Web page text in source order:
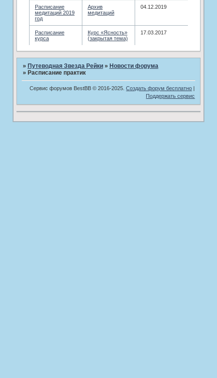
Расписание
медитаций 2019
год
­Архив
медитаций
04.12.2019
Расписание
курса
Курс «Ясность»
(закрытая тема)
17.03.2017
» Путеводная Звезда Рейки » ­Новости форума
» Расписание практик
Сервис форумов BestBB © 2016-2025.Создать форум бесплатно |
Поддержать сервис